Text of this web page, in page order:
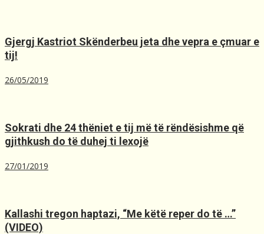
Gjergj Kastriot Skënderbeu jeta dhe vepra e çmuar e
tij!
26/05/2019
Sokrati dhe 24 thëniet e tij më të rëndësishme që
gjithkush do të duhej ti lexojë
27/01/2019
Kallashi tregon haptazi, “Me kёtё reper do tё …”
(VIDEO)